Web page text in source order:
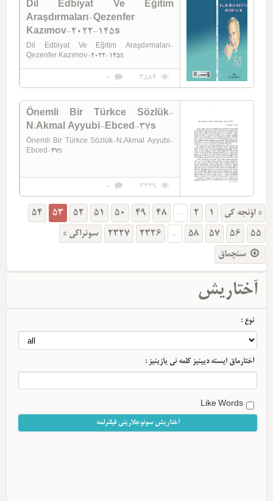
Dil Edbiyat Ve Eğitim
Araşdırmaları-Qezenfer
Kazımov-2022-145s
Dil Edbiyat Ve Eğitim Araşdırmaları-
Qezenfer Kazımov-2022-145s
3584
0
Önemli Bir Türkce Sözlük-
N.Akmal Ayyubi-Ebced-37s
Önemli Bir Türkce Sözlük-N.Akmal Ayyubi-
Ebced-37s
3449
0
« اؤنجه کی 1
2
...
48
49
50
51
52
53
54
55
56
57
58
...
2326
2327 سونراکی »
سئچماق
آختاریش
نوع :
آختارماق ایسته دیینیز کلمه نی یازینیز :
Like Words